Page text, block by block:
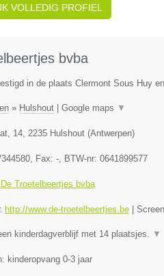
VOLLEDIG PROFIEL
bvba
in de plaats Clermont Sous Huy
» Hulshout| Google maps ▼
14, 2235 Hulshout(Antwerpen)
, Fax: -, BTW-nr: 0641899577
De Troetelbeertjes bvba
http://www.de-troetelbeertjes.be|
kinderdagverblijf met 14 plaatsjes. ▼
kinderopvang 0-3 jaar